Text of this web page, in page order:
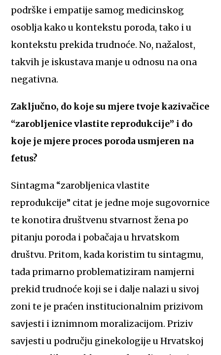
podrške i empatije samog medicinskog
osoblja kako u kontekstu poroda, tako i u
kontekstu prekida trudnoće. No, nažalost,
takvih je iskustava manje u odnosu na ona
negativna.
Zaključno, do koje su mjere tvoje kazivačice
“zarobljenice vlastite reprodukcije” i do
koje je mjere proces poroda usmjeren na
fetus?
Sintagma “zarobljenica vlastite
reprodukcije” citat je jedne moje sugovornice
te konotira društvenu stvarnost žena po
pitanju poroda i pobačaja u hrvatskom
društvu. Pritom, kada koristim tu sintagmu,
tada primarno problematiziram namjerni
prekid trudnoće koji se i dalje nalazi u sivoj
zoni te je praćen institucionalnim prizivom
savjesti i iznimnom moralizacijom. Priziv
savjesti u području ginekologije u Hrvatskoj